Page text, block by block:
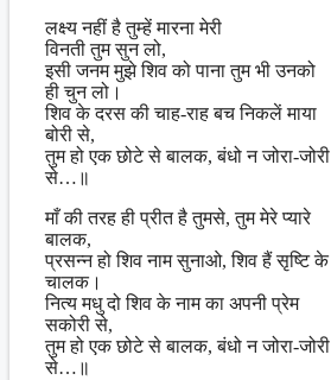
लक्ष्य नहीं है तुम्हें मारना मेरी
विनती तुम सुन लो,
इसी जनम मुझे शिव को पाना तुम भी उनको
ही चुन लो।
शिव के दरस की चाह-राह बच निकलें माया
बोरी से,
तुम हो एक छोटे से बालक, बंधो न जोरा-जोरी
से…॥
माँ की तरह ही प्रीत है तुमसे, तुम मेरे प्यारे
बालक,
प्रसन्न हो शिव नाम सुनाओ, शिव हैं सृष्टि के
चालक।
नित्य मधु दो शिव के नाम का अपनी प्रेम
सकोरी से,
तुम हो एक छोटे से बालक, बंधो न जोरा-जोरी
से…॥